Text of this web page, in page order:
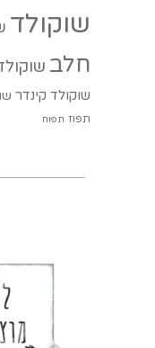
שוקולד
חלב
שוקולד קינדר
תפוז תפוח